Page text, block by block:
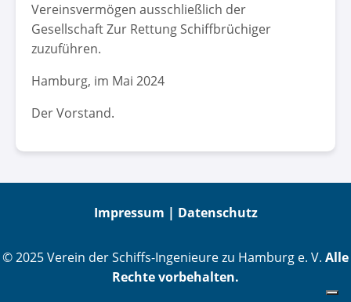
Vereinsvermögen ausschließlich der
Gesellschaft Zur Rettung Schiffbrüchiger
zuzuführen.
Hamburg, im Mai 2024
Der Vorstand.
Impressum | Datenschutz
© 2025 Verein der Schiffs-Ingenieure zu Hamburg e. V. Alle
Rechte vorbehalten.